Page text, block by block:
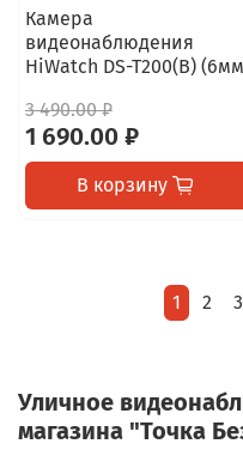
Камера
видеонаблюдения
HiWatch DS-T200(B)
3 490.00 ₽
1 690.00 ₽
В корзину
1 2 3
Уличное
магазина "Точка